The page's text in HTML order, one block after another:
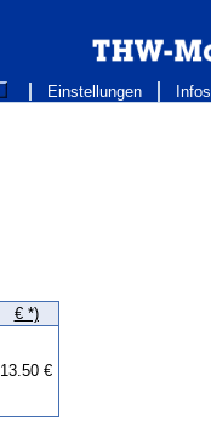
Einstellungen Infos
€ *)
13.50 €